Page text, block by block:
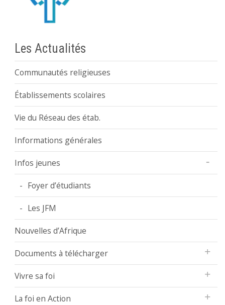
Les Actualités
Communautés religieuses
Établissements scolaires
Vie du Réseau des étab.
Informations générales
Infos jeunes
Foyer d’étudiants
Les JFM
Nouvelles d’Afrique
Documents à télécharger
Vivre sa foi
La foi en Action